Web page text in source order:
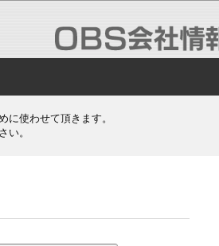
使わせて頂きます。
い。